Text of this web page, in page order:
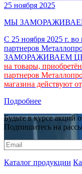
25 ноября 2025
МЫ
С 25 ноября 2025 г.
партнеров
ЗАМОРАЖИВАЕМ
на товары,
партнеров
магазина действуют
Подробнее
Будьте в курсе акций
Подпишитесь на
Каталог продукции